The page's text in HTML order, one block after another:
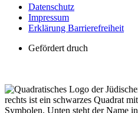
Datenschutz
Impressum
Erklärung Barrierefreiheit
Gefördert druch